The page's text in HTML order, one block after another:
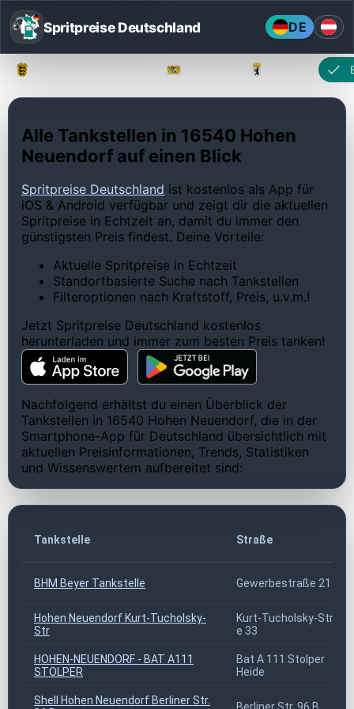
Spritpreise Deutschland DE
Alle Tankstellen in 16540 Hohen
Neuendorf auf einen Blick
Spritpreise Deutschland ist kostenlos als App für
iOS & Android verfügbar und zeigt dir die aktuellen
Spritpreise in Echtzeit an, damit du immer den
günstigsten Preis findest. Deine Vorteile:
Aktuelle Spritpreise in Echtzeit
Standortbasierte Suche nach Tankstellen
Filteroptionen nach Kraftstoff, Preis, u.v.m.!
Jetzt Spritpreise Deutschland kostenlos
herunterladen und immer zum besten Preis tanken!
Nachfolgend erhältst du einen Überblick der
Tankstellen in 16540 Hohen Neuendorf, die in der
Smartphone-App für Deutschland übersichtlich mit
aktuellen Preisinformationen, Trends, Statistiken
und Wissenswertem aufbereitet sind:
Tankstelle Straße
BHM Beyer Tankstelle Gewerbestraße 21
Hohen Neuendorf Kurt-Tucholsky-
Str
Kurt-Tucholsky-Str.
e 33
HOHEN-NEUENDORF - BAT A111
STOLPER
Bat A 111 Stolper
Heide
Shell Hohen Neuendorf Berliner Str.
Berliner Str. 96 B